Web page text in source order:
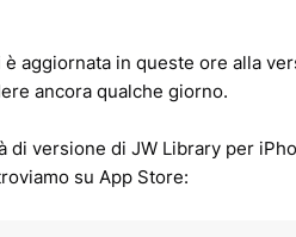
aggiornata in queste ore alla
ancora qualche giorno.
di versione di JW Library per
su App Store: